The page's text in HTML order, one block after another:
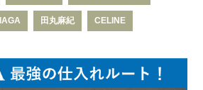
田丸麻紀 CELINE